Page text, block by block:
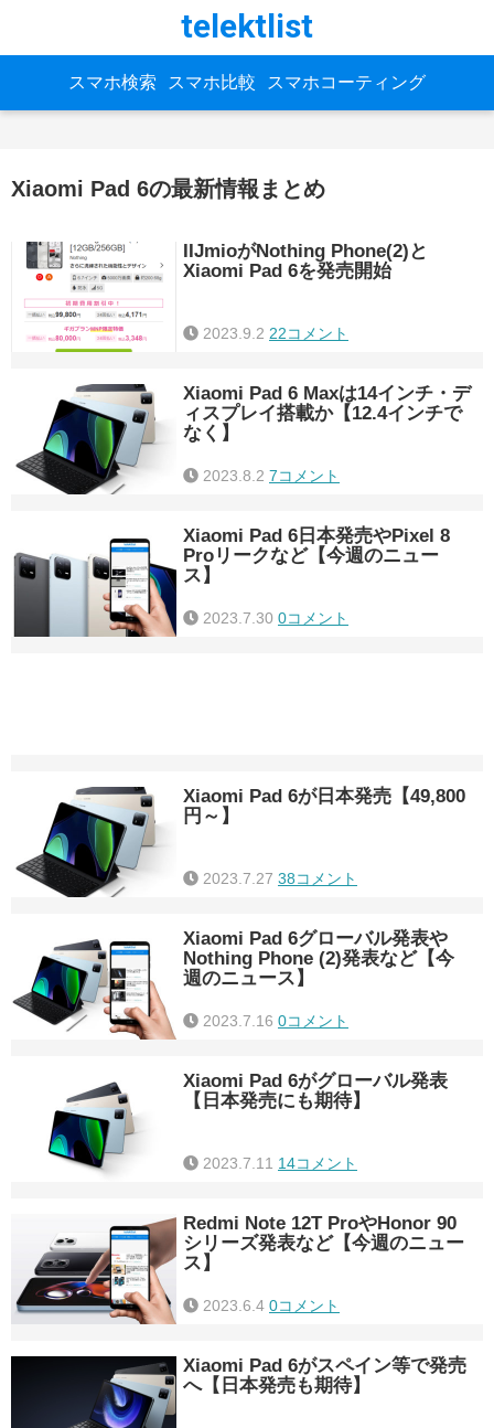
telektlist
スマホ検索 スマホ比較 スマホコーティング
Xiaomi Pad 6の最新情報まとめ
IIJmioがNothing Phone(2)と
Xiaomi Pad 6を発売開始
2023.9.2 22コメント
Xiaomi Pad 6 Maxは14インチ・デ
ィスプレイ搭載か【12.4インチで
なく】
2023.8.2 7コメント
Xiaomi Pad 6日本発売やPixel 8
Proリークなど【今週のニュー
ス】
2023.7.30 0コメント
Xiaomi Pad 6が日本発売【49,800
円～】
2023.7.27 38コメント
Xiaomi Pad 6グローバル発表や
Nothing Phone (2)発表など【今
週のニュース】
2023.7.16 0コメント
Xiaomi Pad 6がグローバル発表
【日本発売にも期待】
2023.7.11 14コメント
Redmi Note 12T ProやHonor 90
シリーズ発表など【今週のニュー
ス】
2023.6.4 0コメント
Xiaomi Pad 6がスペイン等で発売
へ【日本発売も期待】